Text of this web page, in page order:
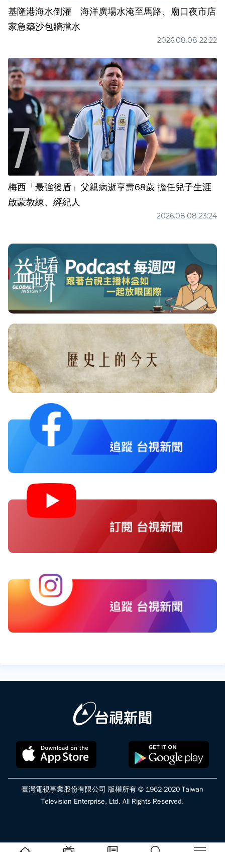
基隆港海水倒灌 海洋廣場水淹至馬路、廟口夜市店
家急築沙包牆擋水
2026.08.08 22:22
梅西「最強後盾」父親病逝享壽68歲 擔任兒子生涯
啟蒙教練、經紀人
2026.08.08 23:24
臺灣電視事業股份有限公司 版權所有 © 1962-2020 Taiwan
Television Enterprise, Ltd. All Rights Reserved.